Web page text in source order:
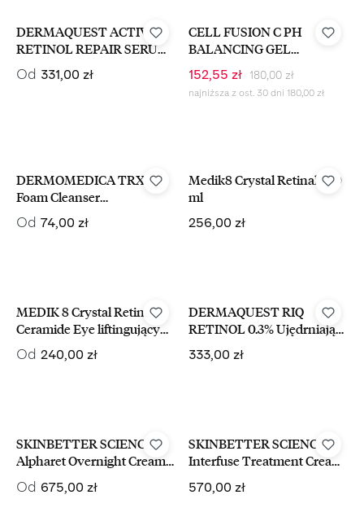
DERMAQUEST ACTIVE
RETINOL REPAIR SERUM
Przeciwstarzeniowe Serum
Z Retinoidami
Cena regularna:
Od 331,00 zł
CELL FUSION C PH
BALANCING GEL
Twarzy Dla Skóry
Wrażliwej 200 ml
Cena sprzedaży:
152,55 zł Cena regularna:
180,00 zł
najniższa z ost. 30 dni 180,00 zł
DERMOMEDICA TRX C
Foam Cleanser
rozjaśniająca pianka do
mycia twarzy
Cena regularna:
Od 74,00 zł
Medik8 Crystal Retinal 1 30
ml
Cena regularna:
256,00 zł
MEDIK 8 Crystal Retinal
Ceramide Eye liftingujący
krem pod oczy z retinalem
15 ml
Cena regularna:
Od 240,00 zł
DERMAQUEST RIQ
RETINOL 0.3% Ujędrniające
Serum Do Twarzy z
Retinolem 14,8 ml
Cena regularna:
333,00 zł
SKINBETTER SCIENCE
Alpharet Overnight Cream
odmładzający krem na noc
z retinolem
Cena regularna:
Od 675,00 zł
SKINBETTER SCIENCE
Interfuse Treatment Cream
oczy 15 ml
Cena regularna:
570,00 zł